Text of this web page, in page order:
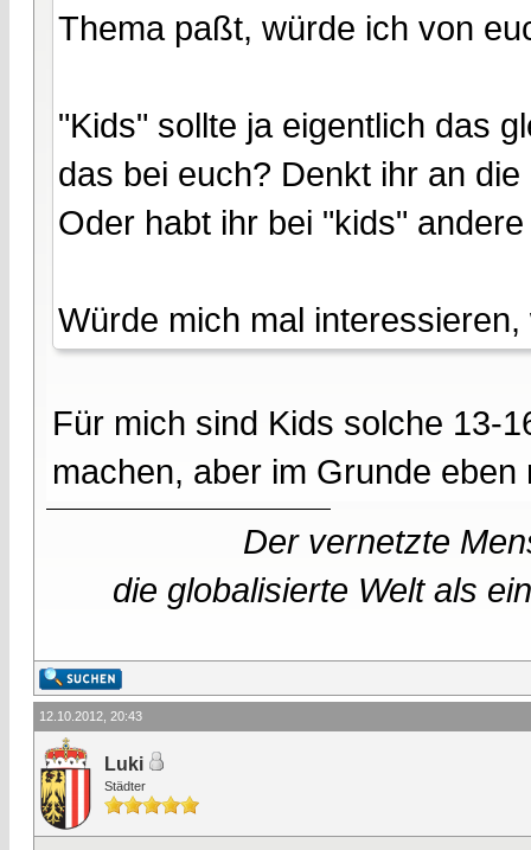
Thema paßt, würde ich von
"Kids" sollte ja eigentlich das
das bei euch? Denkt ihr an
Oder habt ihr bei "kids"
Würde mich mal
Für mich sind Kids solche 13-
machen, aber im Grunde
Der vernetzte
die globalisierte Welt als
12.10.2012, 20:43
Luki
Städter